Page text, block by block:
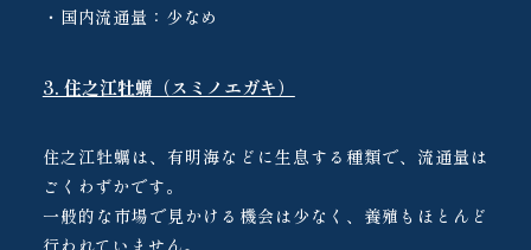
・国内流通量：少なめ
3. 住之江牡蠣（スミノエガキ）
住之江牡蠣は、有明海などに生息する種類で、流通量は
ごくわずかです。
一般的な市場で見かける機会は少なく、養殖もほとんど
行われていません。